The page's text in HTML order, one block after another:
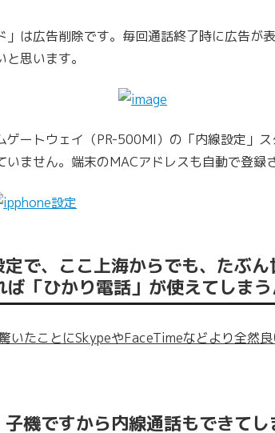
」は広告削除です。毎回通話終了時に広告が
思います。
ゲートウェイ（PR-500MI）の「内線設定」
いません。端末のMACアドレスも自動で登録
で、ここ上海からでも、たぶん
「ひかり電話」が使えてしま
いたことにSkypeやFaceTimeなどより全然良
機ですから内線通話もできてし